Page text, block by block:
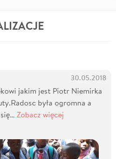
30.05.2018
jakim jest Piotr Niemirka
była ogromna a
Zobacz więcej